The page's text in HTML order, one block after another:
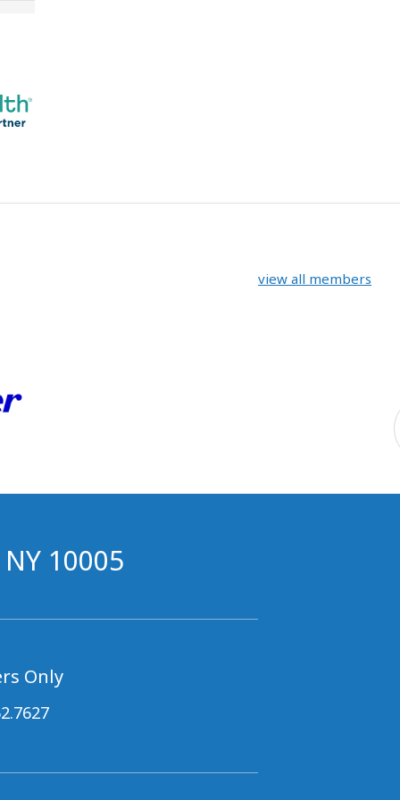
view all members
10005
Only